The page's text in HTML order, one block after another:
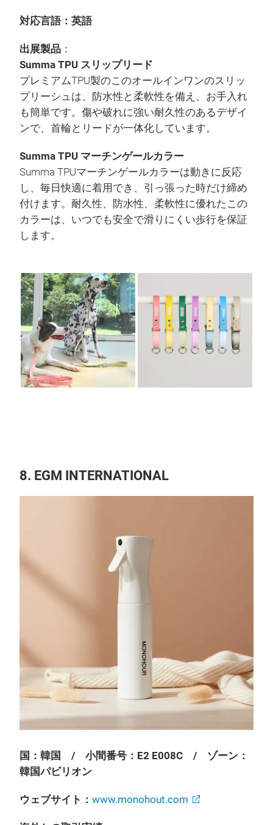
対応言語：英語
出展製品 ：
Summa TPU スリップリード
プレミアムTPU製のこのオールインワンのスリッ
プリーシュは、防水性と柔軟性を備え、お手入れ
も簡単です。傷や破れに強い耐久性のあるデザイ
ンで、首輪とリードが一体化しています。
Summa TPU マーチンゲールカラー
Summa TPUマーチンゲールカラーは動きに反応
し、毎日快適に着用でき、引っ張った時だけ締め
付けます。耐久性、防水性、柔軟性に優れたこの
カラーは、いつでも安全で滑りにくい歩行を保証
します。
8. EGM INTERNATIONAL
国：韓国 / 小間番号：E2 E008C / ゾーン：
韓国パビリオン
ウェブサイト： www.monohout.com